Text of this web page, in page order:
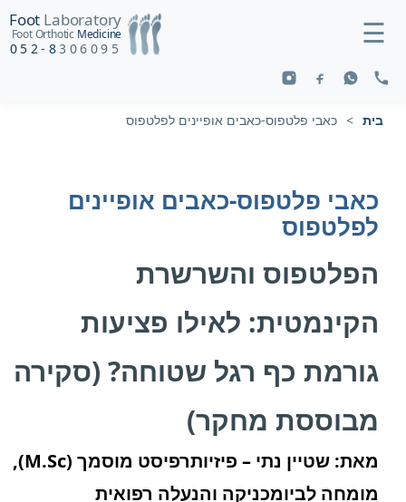
☰
Foot Laboratory
Foot Orthotic Medicine
052-8306095
בית > כאבי פלטפוס-כאבים אופיינים לפלטפוס
כאבי פלטפוס-כאבים אופיינים
לפלטפוס
הפלטפוס והשרשרת
הקינמטית: לאילו פציעות
גורמת כף רגל שטוחה? (סקירה
מבוססת מחקר)
מאת: שטיין נתי – פיזיותרפיסט מוסמך (M.Sc),
מומחה לביומכניקה והנעלה רפואית